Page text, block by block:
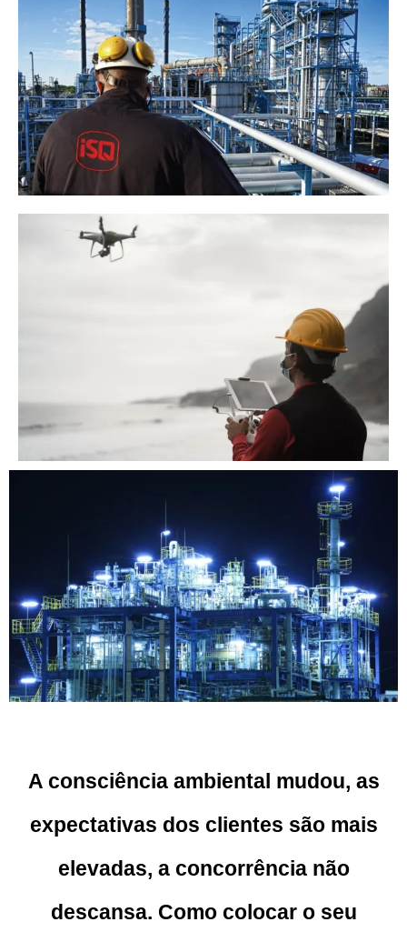
A consciência ambiental mudou, as
expectativas dos clientes são mais
elevadas, a concorrência não
descansa. Como colocar o seu